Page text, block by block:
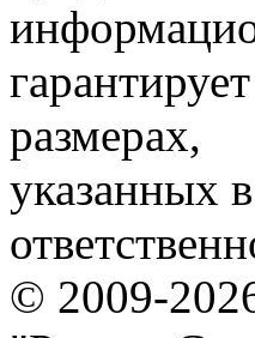
размерах,
указанных
© 2009-